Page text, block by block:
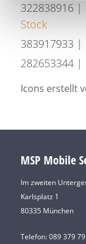
322838916 |
Stock
383917933
282653344 |
Icons erstellt
MSP Mobile
Im zweiten
Karlsplatz 1
80335 München
Telefon:089 379